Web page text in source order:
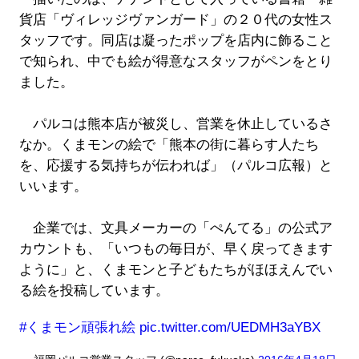
貨店「ヴィレッジヴァンガード」の２０代の女性ス
タッフです。同店は凝ったポップを店内に飾ること
で知られ、中でも絵が得意なスタッフがペンをとり
ました。
パルコは熊本店が被災し、営業を休止しているさ
なか。くまモンの絵で「熊本の街に暮らす人たち
を、応援する気持ちが伝われば」（パルコ広報）と
いいます。
企業では、文具メーカーの「ぺんてる」の公式ア
カウントも、「いつもの毎日が、早く戻ってきます
ように」と、くまモンと子どもたちがほほえんでい
る絵を投稿しています。
#くまモン頑張れ絵 pic.twitter.com/UEDMH3aYBX